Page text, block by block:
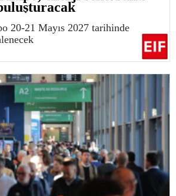
20-21 Mayıs 2027 tarihinde